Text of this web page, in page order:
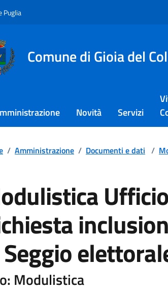
Puglia
Comune di Gioia del
Novità Servizi
/ Amministrazione / Documenti e dati /
Modulistica